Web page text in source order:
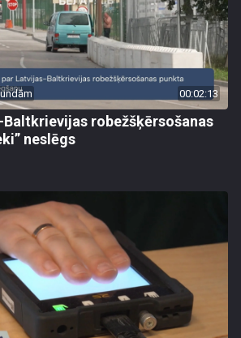
00:02:13
robežšķērsošanas
neslēgs